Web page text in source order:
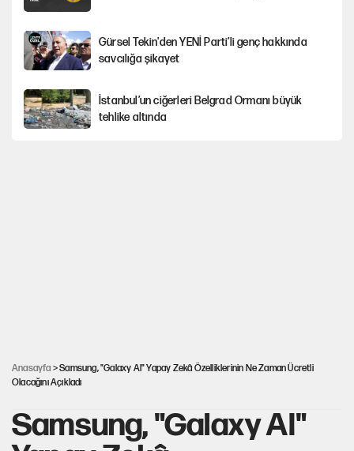
Gürsel Tekin'den YENİ Parti’li genç hakkında
savcılığa şikayet
İstanbul’un ciğerleri Belgrad Ormanı büyük
tehlike altında
Anasayfa > Samsung, "Galaxy AI" Yapay Zekâ Özelliklerinin Ne Zaman Ücretli
Olacağını Açıkladı
Samsung, "Galaxy AI"